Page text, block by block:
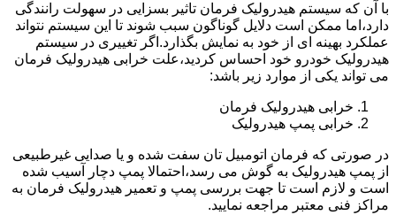
با آن که سیستم هیدرولیک فرمان تاثیر بسزایی در سهولت رانندگی
دارد،اما ممکن است دلایل گوناگون سبب شوند تا این سیستم نتواند
عملکرد بهینه ای از خود به نمایش بگذارد.اگر تغییری در سیستم
هیدرولیک خودرو خود احساس کردید،علت خرابی هیدرولیک فرمان
می تواند یکی از موارد زیر باشد:
خرابی هیدرولیک فرمان
خرابی پمپ هیدرولیک
در صورتی که فرمان اتومبیل تان سفت شده و یا صدایی غیرطبیعی
از پمپ هیدرولیک به گوش می رسد،احتمالا پمپ دچار آسیب شده
است و لازم است تا جهت بررسی پمپ و تعمیر هیدرولیک فرمان به
مراکز فنی معتبر مراجعه نمایید.